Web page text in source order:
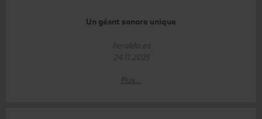
Un géant sonore unique
heraldo.es
24.11.2025
Plus…